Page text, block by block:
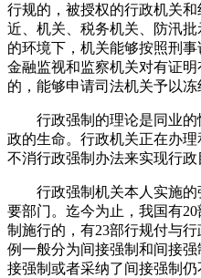
行规的，被授权的行政机关
近、机关、税务机关、防汛
的环境下，机关能够按照刑
金融监视和监察机关对有证
的，能够申请司法机关予以冻
行政强制的理论是同业的
政的生命。行政机关正在办
不消行政强制办法来实现行政
行政强制机关本人实施的
要部门。迄今为止，我国有
制施行的，有23部行规付与
例一般分为间接强制和间接
接强制或者采纳了间接强制